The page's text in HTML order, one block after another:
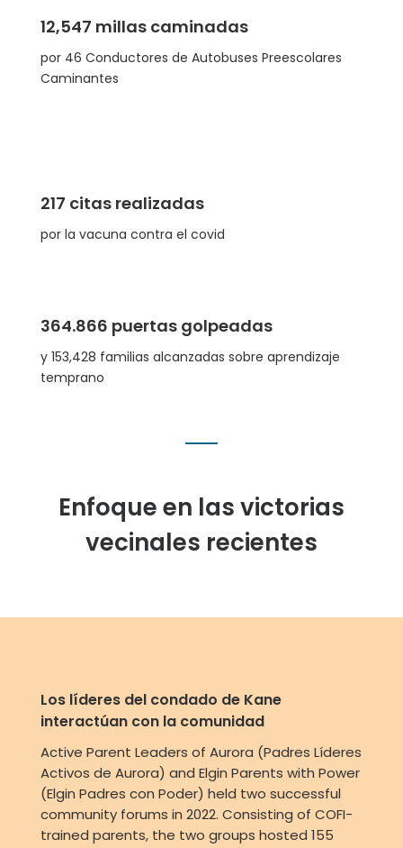
12,547 millas caminadas
por 46 Conductores de Autobuses Preescolares
Caminantes
217 citas realizadas
por la vacuna contra el covid
364.866 puertas golpeadas
y 153,428 familias alcanzadas sobre aprendizaje
temprano
Enfoque en las victorias
vecinales recientes
Los líderes del condado de Kane
interactúan con la comunidad
Active Parent Leaders of Aurora (Padres Líderes
Activos de Aurora) and Elgin Parents with Power
(Elgin Padres con Poder) held two successful
community forums in 2022. Consisting of COFI-
trained parents, the two groups hosted 155